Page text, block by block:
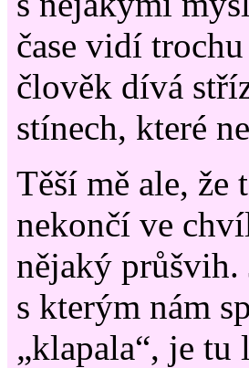
čase vidí
člověk dívá
stínech, které
Těší mě ale, že
nekončí ve
nějaký průšvih.
s kterým nám
„klapala“, je